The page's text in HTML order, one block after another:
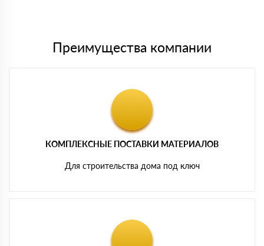
Преимущества компании
КОМПЛЕКСНЫЕ ПОСТАВКИ МАТЕРИАЛОВ
Для строительства дома под ключ